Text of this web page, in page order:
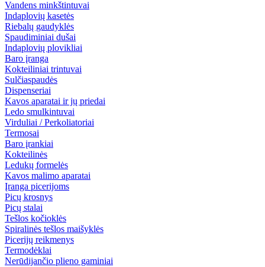
Vandens minkštintuvai
Indaplovių kasetės
Riebalų gaudyklės
Spaudiminiai dušai
Indaplovių plovikliai
Baro įranga
Kokteiliniai trintuvai
Sulčiaspaudės
Dispenseriai
Kavos aparatai ir jų priedai
Ledo smulkintuvai
Virduliai / Perkoliatoriai
Termosai
Baro įrankiai
Kokteilinės
Ledukų formelės
Kavos malimo aparatai
Įranga picerijoms
Picų krosnys
Picų stalai
Tešlos kočioklės
Spiralinės tešlos maišyklės
Picerijų reikmenys
Termodėklai
Nerūdijančio plieno gaminiai